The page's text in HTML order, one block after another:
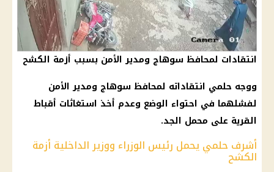
انتقادات لمحافظ سوهاج ومدير الأمن بسبب أزمة الكشح
ووجه حلمي انتقاداته لمحافظ سوهاج ومدير الأمن
لفشلهما في احتواء الوضع وعدم أخذ استغاثات أقباط
القرية على محمل الجد.
أشرف حلمي يحمل رئيس الوزراء ووزير الداخلية أزمة
الكشح